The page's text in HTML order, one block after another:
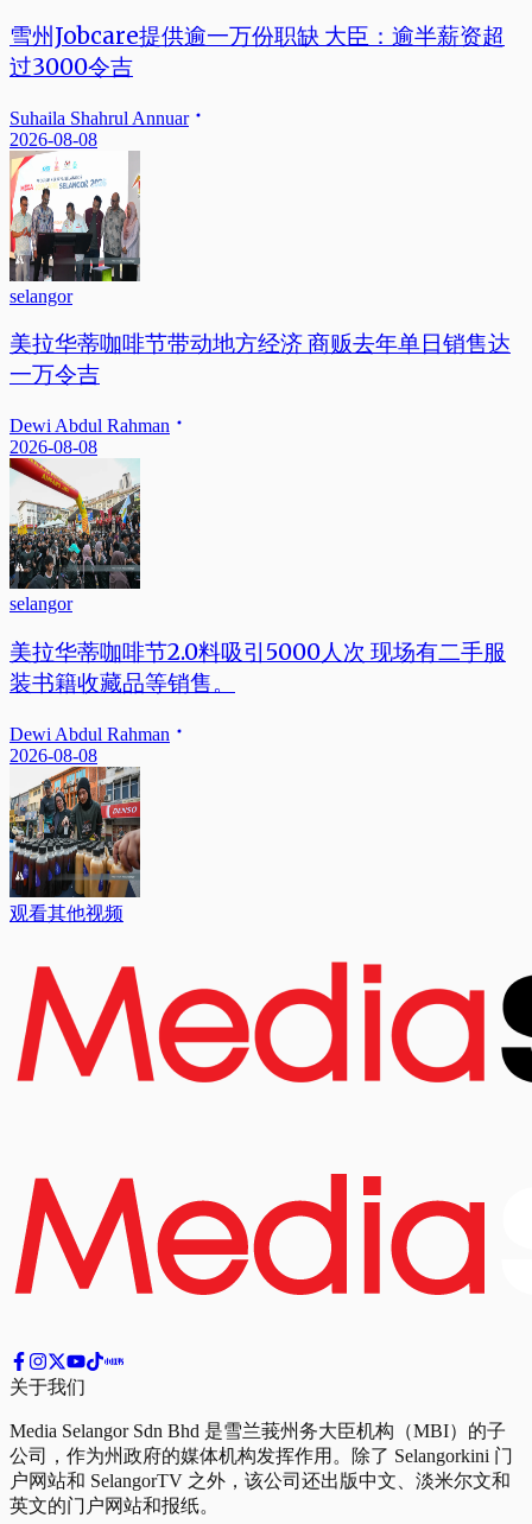
雪州Jobcare提供逾一万份职缺 大臣：逾半薪资超
过3000令吉
Suhaila Shahrul Annuar
2026-08-08
selangor
美拉华蒂咖啡节带动地方经济 商贩去年单日销售达
一万令吉
Dewi Abdul Rahman
2026-08-08
selangor
美拉华蒂咖啡节2.0料吸引5000人次 现场有二手服
装书籍收藏品等销售。
Dewi Abdul Rahman
2026-08-08
观看其他视频
关于我们
Media Selangor Sdn Bhd 是雪兰莪州务大臣机构（MBI）的子
公司，作为州政府的媒体机构发挥作用。除了 Selangorkini 门
户网站和 SelangorTV 之外，该公司还出版中文、淡米尔文和
英文的门户网站和报纸。